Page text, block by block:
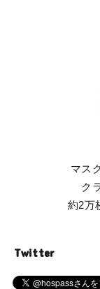
マス
ク
約2万
Twitter